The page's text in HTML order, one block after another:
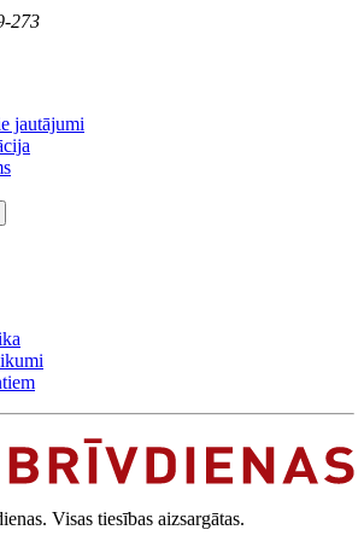
273
jautājumi
Visas tiesības aizsargātas.